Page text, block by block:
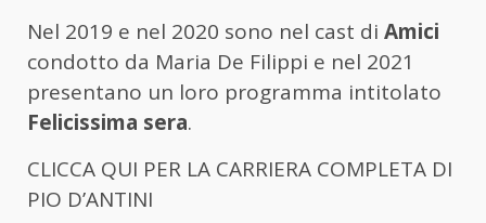
Nel 2019 e nel 2020 sono nel cast di Amici
condotto da Maria De Filippi e nel 2021
presentano un loro programma intitolato
Felicissima sera.
CLICCA QUI PER LA CARRIERA COMPLETA DI
PIO D’ANTINI